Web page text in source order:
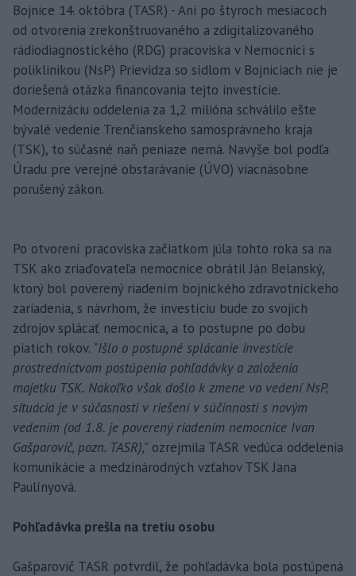
Bojnice 14. októbra (TASR) - Ani po štyroch mesiacoch
od otvorenia zrekonštruovaného a zdigitalizovaného
rádiodiagnostického (RDG) pracoviska v Nemocnici s
poliklinikou (NsP) Prievidza so sídlom v Bojniciach nie je
doriešená otázka financovania tejto investície.
Modernizáciu oddelenia za 1,2 milióna schválilo ešte
bývalé vedenie Trenčianskeho samosprávneho kraja
(TSK), to súčasné naň peniaze nemá. Navyše bol podľa
Úradu pre verejné obstarávanie (ÚVO) viacnásobne
porušený zákon.
Po otvorení pracoviska začiatkom júla tohto roka sa na
TSK ako zriaďovateľa nemocnice obrátil Ján Belanský,
ktorý bol poverený riadením bojnického zdravotníckeho
zariadenia, s návrhom, že investíciu bude zo svojich
zdrojov splácať nemocnica, a to postupne po dobu
piatich rokov. "Išlo o postupné splácanie investície
prostredníctvom postúpenia pohľadávky a založenia
majetku TSK. Nakoľko však došlo k zmene vo vedení NsP,
situácia je v súčasnosti v riešení v súčinnosti s novým
vedením (od 1.8. je poverený riadením nemocnice Ivan
Gašparovič, pozn. TASR)," ozrejmila TASR vedúca oddelenia
komunikácie a medzinárodných vzťahov TSK Jana
Paulínyová.
Pohľadávka prešla na tretiu osobu
Gašparovič TASR potvrdil, že pohľadávka bola postúpená